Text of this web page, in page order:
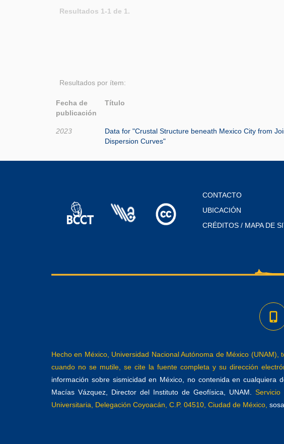
Resultados 1-1 de 1.
Resultados por ítem:
Fecha de
publicación
Título
2023
Data for "Crustal Structure beneath Mexico City from
Dispersion Curves"
CONTACTO
UBICACIÓN
CRÉDITOS / MAPA DE
Hecho en México, Universidad Nacional Autónoma de México
cuando no se mutile, se cite la fuente completa y su dirección
información sobre sismicidad en México, no contenida en
Macías Vázquez, Director del Instituto de Geofísica, UNAM.
Servicio
Universitaria, Delegación Coyoacán, C.P. 04510, Ciudad de México,